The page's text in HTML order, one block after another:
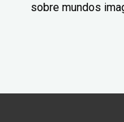
sobre mundos